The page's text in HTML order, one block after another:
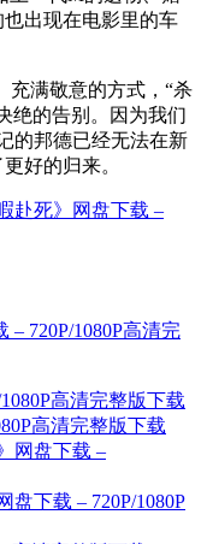
出现在电影里的车
充满敬意的方式，“杀
绝的告别。因为我们
的邦德已经无法在新
好的归来。
赴死》网盘下载 –
– 720P/1080P高清完
高清完整版下载
盘下载 – 720P/1080P